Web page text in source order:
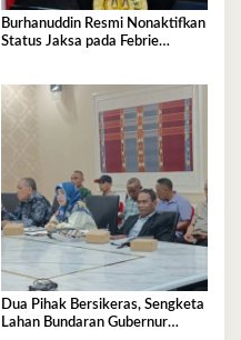
Burhanuddin Resmi Nonaktifkan
Status Jaksa pada Febrie
Dua Pihak Bersikeras, Sengketa
Lahan Bundaran Gubernur